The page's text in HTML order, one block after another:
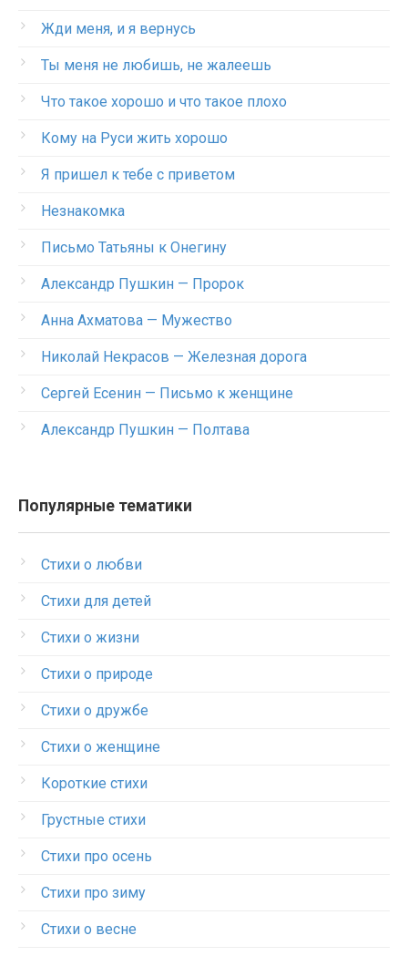
Жди меня, и я вернусь
Ты меня не любишь, не жалеешь
Что такое хорошо и что такое плохо
Кому на Руси жить хорошо
Я пришел к тебе с приветом
Незнакомка
Письмо Татьяны к Онегину
Александр Пушкин — Пророк
Анна Ахматова — Мужество
Николай Некрасов — Железная дорога
Сергей Есенин — Письмо к женщине
Александр Пушкин — Полтава
Популярные тематики
Стихи о любви
Стихи для детей
Стихи о жизни
Стихи о природе
Стихи о дружбе
Стихи о женщине
Короткие стихи
Грустные стихи
Стихи про осень
Стихи про зиму
Стихи о весне